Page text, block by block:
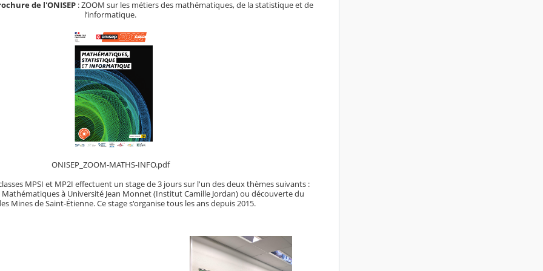
de l'ONISEP: ZOOM sur les métiers des mathématiques, de la statistique et de
l’informatique.
ONISEP_ZOOM-MATHS-INFO.pdf
MPSI et MP2I effectuent un stage de 3 jours sur l'un des deux thèmes suivants :
à Université Jean Monnet (Institut Camille Jordan) ou découverte du
Mines de Saint-Étienne. Ce stage s'organise tous les ans depuis 2015.